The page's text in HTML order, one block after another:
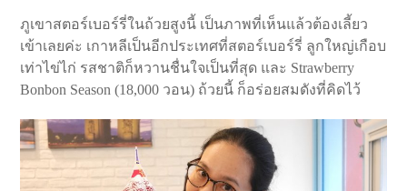
ภูเขาสตอร์เบอร์รี่ในถ้วยสูงนี้ เป็นภาพที่เห็นแล้วต้องเลี้ยว
เข้าเลยค่ะ เกาหลีเป็นอีกประเทศที่สตอร์เบอร์รี่ ลูกใหญ่เกือบ
เท่าไข่ไก่ รสชาติก็หวานชื่นใจเป็นที่สุด และ Strawberry
Bonbon Season (18,000 วอน) ถ้วยนี้ ก็อร่อยสมดังที่คิดไว้